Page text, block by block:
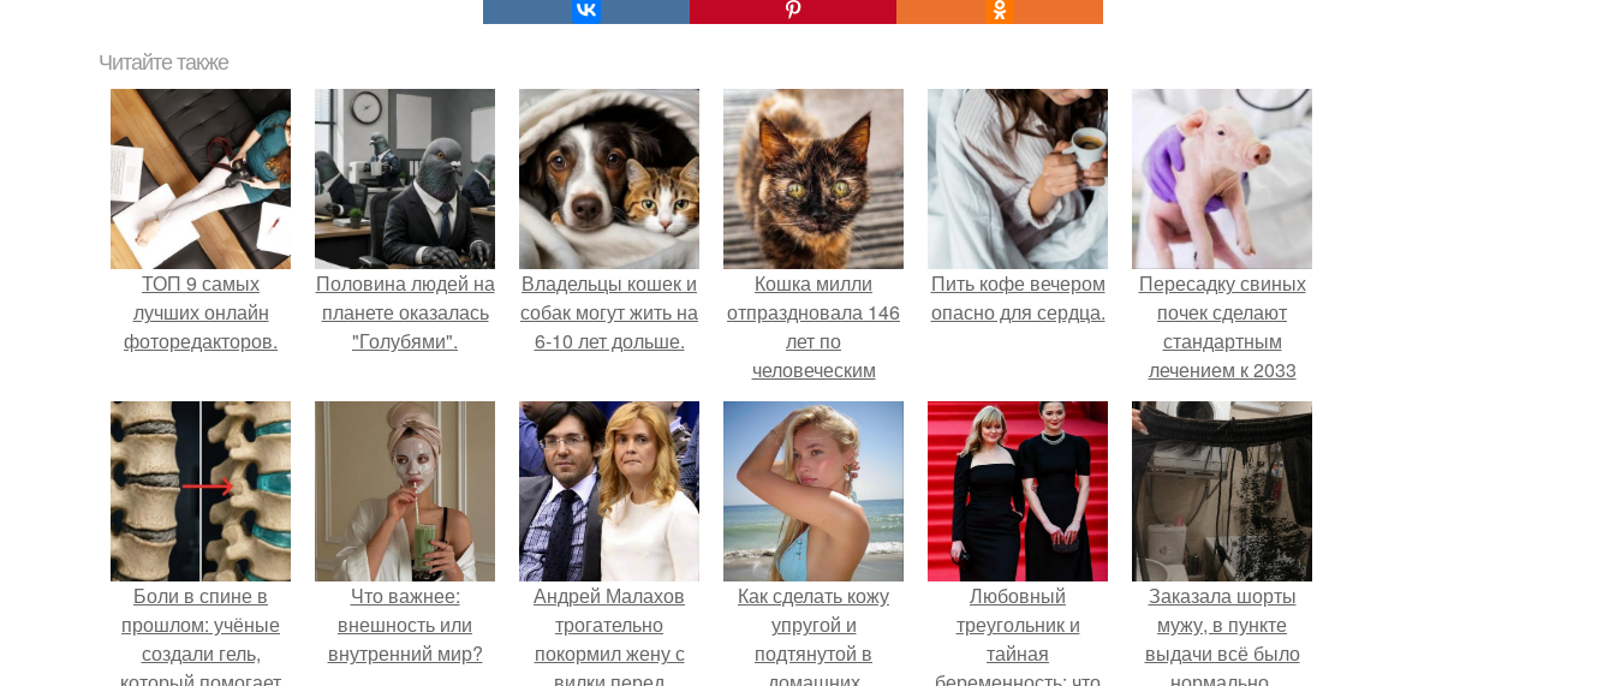
Читайте также
ТОП 9 самых
лучших онлайн
фоторедакторов.
Половина людей на
планете оказалась
"Голубями".
Владельцы кошек и
собак могут жить на
6-10 лет дольше.
Кошка милли
отпраздновала 146
лет по
человеческим
Меркам и
претендует на
звание самой
старой в мире.
Пить кофе вечером
опасно для сердца.
Пересадку свиных
почек сделают
стандартным
лечением к 2033
году в Японии.
Боли в спине в
прошлом: учёные
создали гель,
Что важнее:
внешность или
внутренний мир?
Андрей Малахов
трогательно
покормил жену с
Как сделать кожу
упругой и
подтянутой в
Любовный
треугольник и
тайная
Заказала шорты
мужу, в пункте
выдачи всё было